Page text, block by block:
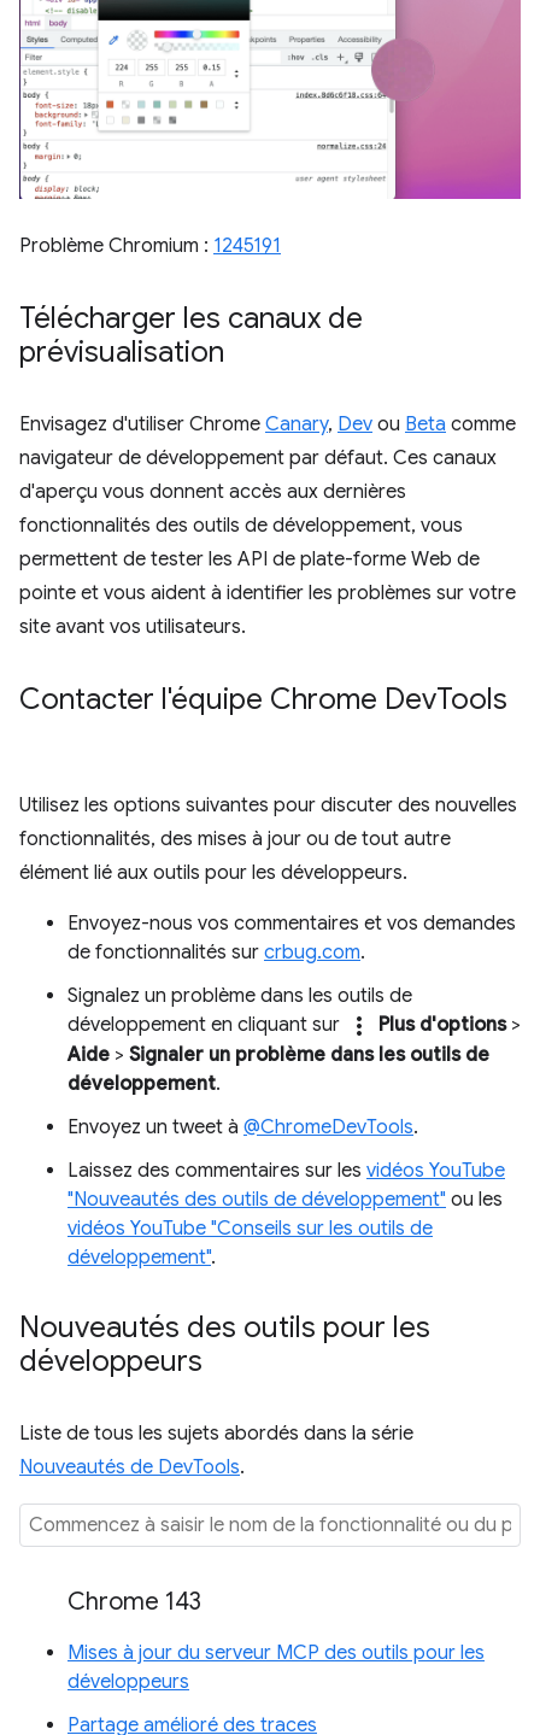
Problème Chromium : 1245191
Télécharger les canaux de
prévisualisation
Envisagez d'utiliser Chrome Canary, Dev ou Beta comme
navigateur de développement par défaut. Ces canaux
d'aperçu vous donnent accès aux dernières
fonctionnalités des outils de développement, vous
permettent de tester les API de plate-forme Web de
pointe et vous aident à identifier les problèmes sur votre
site avant vos utilisateurs.
Contacter l'équipe Chrome DevTools
Utilisez les options suivantes pour discuter des nouvelles
fonctionnalités, des mises à jour ou de tout autre
élément lié aux outils pour les développeurs.
Envoyez-nous vos commentaires et vos demandes
de fonctionnalités sur crbug.com.
Signalez un problème dans les outils de
développement en cliquant sur
more_vert Plus d'options>
Aide > Signaler un problème dans les outils de
développement.
Envoyez un tweet à @ChromeDevTools.
Laissez des commentaires sur les vidéos YouTube
"Nouveautés des outils de développement" ou les
vidéos YouTube "Conseils sur les outils de
développement".
Nouveautés des outils pour les
développeurs
Liste de tous les sujets abordés dans la série
Nouveautés de DevTools.
Chrome 143
Mises à jour du serveur MCP des outils pour les
développeurs
Partage amélioré des traces